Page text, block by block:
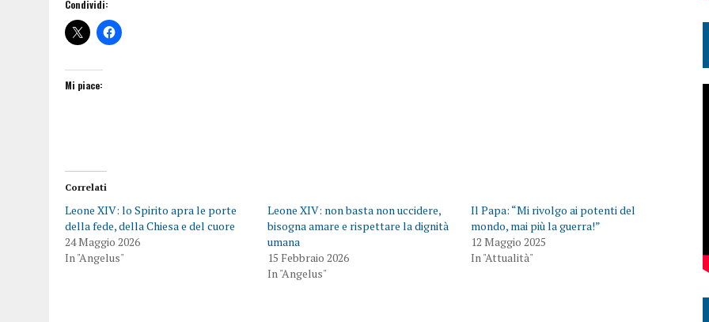
Condividi:
Mi piace:
Correlati
Leone XIV: lo Spirito apra le porte
della fede, della Chiesa e del cuore
24 Maggio 2026
In "Angelus"
Leone XIV: non basta non uccidere,
bisogna amare e rispettare la dignità
umana
15 Febbraio 2026
In "Angelus"
Il Papa: “Mi rivolgo ai potenti del
mondo, mai più la guerra!”
12 Maggio 2025
In "Attualità"